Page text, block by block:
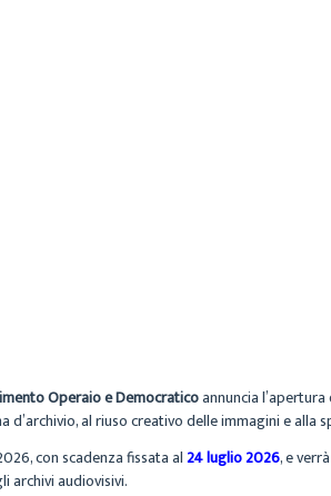
Operaio e Democraticoannuncia
al riuso creativo delle immagini e alla
con scadenza fissata al24 luglio 2026, e
archivi audiovisivi.